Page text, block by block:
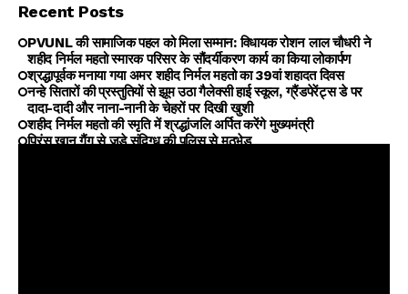
Recent Posts
PVUNL की सामाजिक पहल को मिला सम्मान: विधायक रोशन लाल चौधरी ने
शहीद निर्मल महतो स्मारक परिसर के सौंदर्यीकरण कार्य का किया लोकार्पण
श्रद्धापूर्वक मनाया गया अमर शहीद निर्मल महतो का 39वां शहादत दिवस
नन्हे सितारों की प्रस्तुतियों से झूम उठा गैलेक्सी हाई स्कूल, ग्रैंडपेरेंट्स डे पर
दादा-दादी और नाना-नानी के चेहरों पर दिखी खुशी
शहीद निर्मल महतो की स्मृति में श्रद्धांजलि अर्पित करेंगे मुख्यमंत्री
प्रिंस खान गैंग से जुड़े संदिग्ध की पुलिस से मुठभेड़